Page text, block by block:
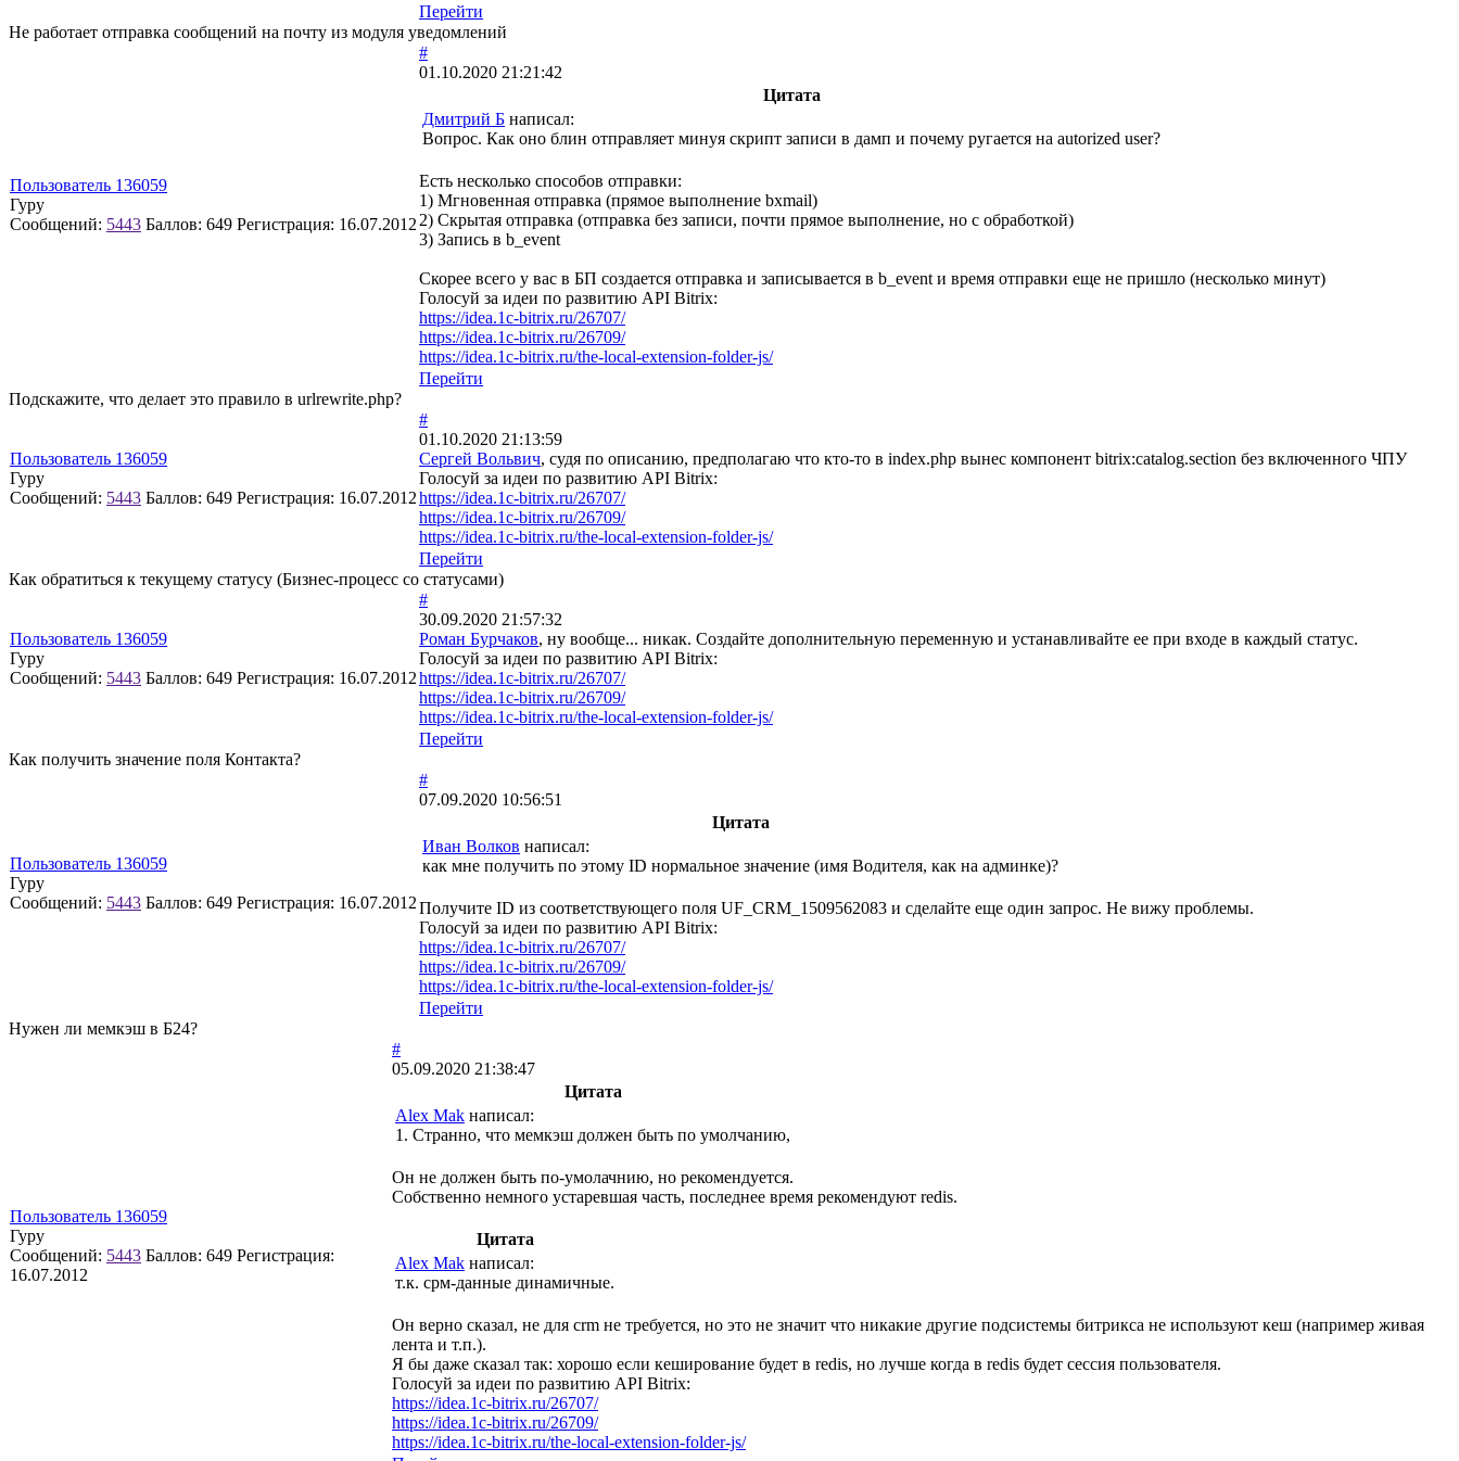
Перейти
Не работает отправка сообщений на почту из модуля уведомлений
Пользователь 136059
Гуру
Сообщений: 5443 Баллов: 649 Регистрация: 16.07.2012
#
01.10.2020 21:21:42
Цитата
Дмитрий Б написал:
Вопрос. Как оно блин отправляет минуя скрипт записи в дамп и почему ругается на autorized user?
Есть несколько способов отправки:
1) Мгновенная отправка (прямое выполнение bxmail)
2) Скрытая отправка (отправка без записи, почти прямое выполнение, но с обработкой)
3) Запись в b_event
Скорее всего у вас в БП создается отправка и записывается в b_event и время отправки еще не пришло (несколько минут)
Голосуй за идеи по развитию API Bitrix:
https://idea.1c-bitrix.ru/26707/
https://idea.1c-bitrix.ru/26709/
https://idea.1c-bitrix.ru/the-local-extension-folder-js/
Перейти
Подскажите, что делает это правило в urlrewrite.php?
Пользователь 136059
Гуру
Сообщений: 5443 Баллов: 649 Регистрация: 16.07.2012
#
01.10.2020 21:13:59
Сергей Вольвич, судя по описанию, предполагаю что кто-то в index.php вынес компонент bitrix:catalog.section без включенного ЧПУ
Голосуй за идеи по развитию API Bitrix:
https://idea.1c-bitrix.ru/26707/
https://idea.1c-bitrix.ru/26709/
https://idea.1c-bitrix.ru/the-local-extension-folder-js/
Перейти
Как обратиться к текущему статусу (Бизнес-процесс со статусами)
Пользователь 136059
Гуру
Сообщений: 5443 Баллов: 649 Регистрация: 16.07.2012
#
30.09.2020 21:57:32
Роман Бурчаков, ну вообще... никак. Создайте дополнительную переменную и устанавливайте ее при входе в каждый статус.
Голосуй за идеи по развитию API Bitrix:
https://idea.1c-bitrix.ru/26707/
https://idea.1c-bitrix.ru/26709/
https://idea.1c-bitrix.ru/the-local-extension-folder-js/
Перейти
Как получить значение поля Контакта?
Пользователь 136059
Гуру
Сообщений: 5443 Баллов: 649 Регистрация: 16.07.2012
#
07.09.2020 10:56:51
Цитата
Иван Волков написал:
как мне получить по этому ID нормальное значение (имя Водителя, как на админке)?
Получите ID из соответствующего поля UF_CRM_1509562083 и сделайте еще один запрос. Не вижу проблемы.
Голосуй за идеи по развитию API Bitrix:
https://idea.1c-bitrix.ru/26707/
https://idea.1c-bitrix.ru/26709/
https://idea.1c-bitrix.ru/the-local-extension-folder-js/
Перейти
Нужен ли мемкэш в Б24?
Пользователь 136059
Гуру
Сообщений: 5443 Баллов: 649 Регистрация:
16.07.2012
#
05.09.2020 21:38:47
Цитата
Alex Mak написал:
1. Странно, что мемкэш должен быть по умолчанию,
Он не должен быть по-умолачнию, но рекомендуется.
Собственно немного устаревшая часть, последнее время рекомендуют redis.
Цитата
Alex Mak написал:
т.к. срм-данные динамичные.
Он верно сказал, не для crm не требуется, но это не значит что никакие другие подсистемы битрикса не используют кеш (например живая
лента и т.п.).
Я бы даже сказал так: хорошо если кеширование будет в redis, но лучше когда в redis будет сессия пользователя.
Голосуй за идеи по развитию API Bitrix:
https://idea.1c-bitrix.ru/26707/
https://idea.1c-bitrix.ru/26709/
https://idea.1c-bitrix.ru/the-local-extension-folder-js/